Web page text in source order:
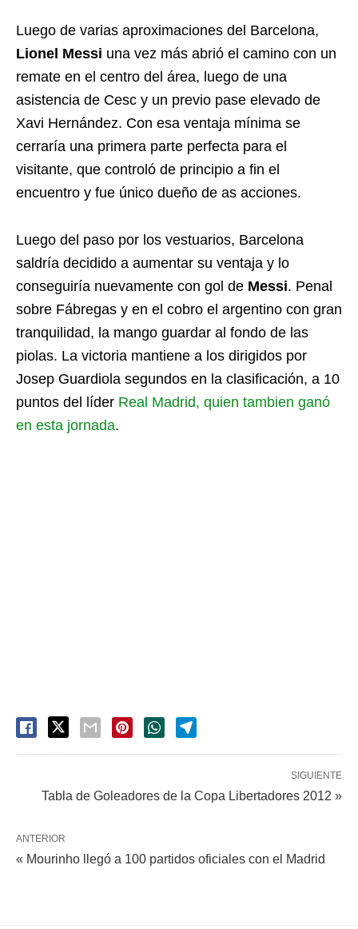
Luego de varias aproximaciones del Barcelona,
Lionel Messi una vez más abrió el camino con un
remate en el centro del área, luego de una
asistencia de Cesc y un previo pase elevado de
Xavi Hernández. Con esa ventaja mínima se
cerraría una primera parte perfecta para el
visitante, que controló de principio a fin el
encuentro y fue único dueño de as acciones.
Luego del paso por los vestuarios, Barcelona
saldría decidido a aumentar su ventaja y lo
conseguiría nuevamente con gol de Messi. Penal
sobre Fábregas y en el cobro el argentino con gran
tranquilidad, la mango guardar al fondo de las
piolas. La victoria mantiene a los dirigidos por
Josep Guardiola segundos en la clasificación, a 10
puntos del líder Real Madrid, quien tambien ganó
en esta jornada.
SIGUIENTE
Tabla de Goleadores de la Copa Libertadores 2012 »
ANTERIOR
« Mourinho llegó a 100 partidos oficiales con el Madrid